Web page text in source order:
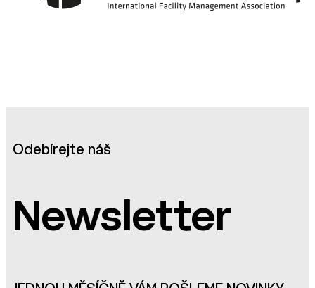
Odebírejte náš
Newsletter